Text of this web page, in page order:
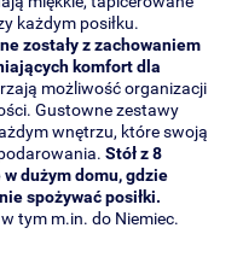
każdym posiłku.
zostały z zachowaniem
komfort dla
możliwość organizacji
Gustowne zestawy
wnętrzu, które swoją
Stół z 8
dużym domu, gdzie
spożywać posiłki.
tym m.in. do Niemiec.